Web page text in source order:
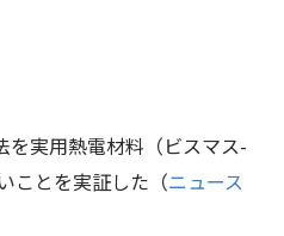
を実用熱電材料（ビスマス-
ことを実証した（ニュース